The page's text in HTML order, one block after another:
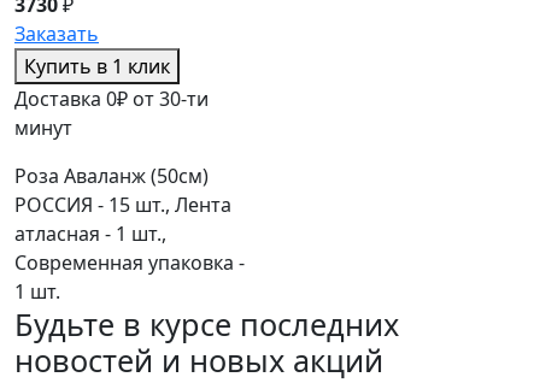
3730₽
Заказать
Купить в 1 клик
Доставка 0₽ от 30-ти
минут
Роза Аваланж (50см)
РОССИЯ - 15 шт., Лента
атласная - 1 шт.,
Современная упаковка -
1 шт.
Будьте в курсе последних
новостей и новых акций